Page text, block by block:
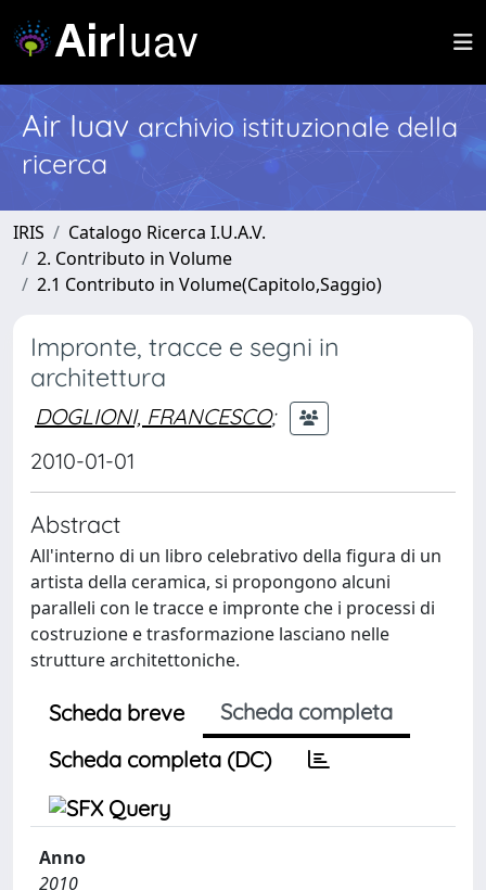
Air Iuav archivio istituzionale della
ricerca
IRIS
Catalogo Ricerca I.U.A.V.
2. Contributo in Volume
2.1 Contributo in Volume(Capitolo,Saggio)
Impronte, tracce e segni in
architettura
DOGLIONI, FRANCESCO;
2010-01-01
Abstract
All'interno di un libro celebrativo della figura di un
artista della ceramica, si propongono alcuni
paralleli con le tracce e impronte che i processi di
costruzione e trasformazione lasciano nelle
strutture architettoniche.
Scheda breve
Scheda completa
Scheda completa (DC)
Anno
2010